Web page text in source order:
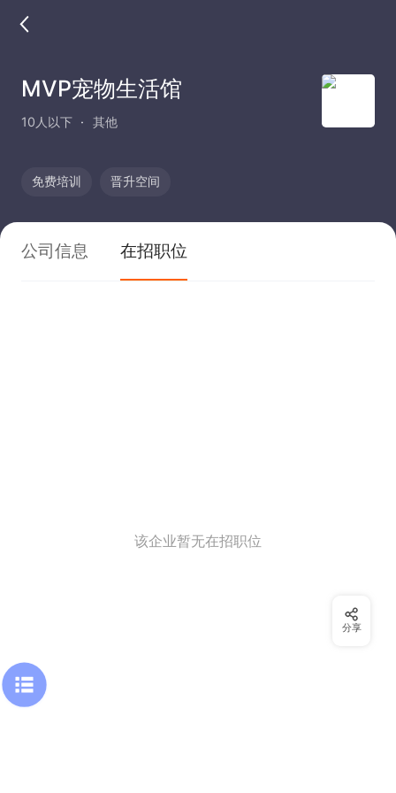
MVP宠物生活馆
10人以下 其他
免费培训 晋升空间
公司信息 在招职位
该企业暂无在招职位
分享